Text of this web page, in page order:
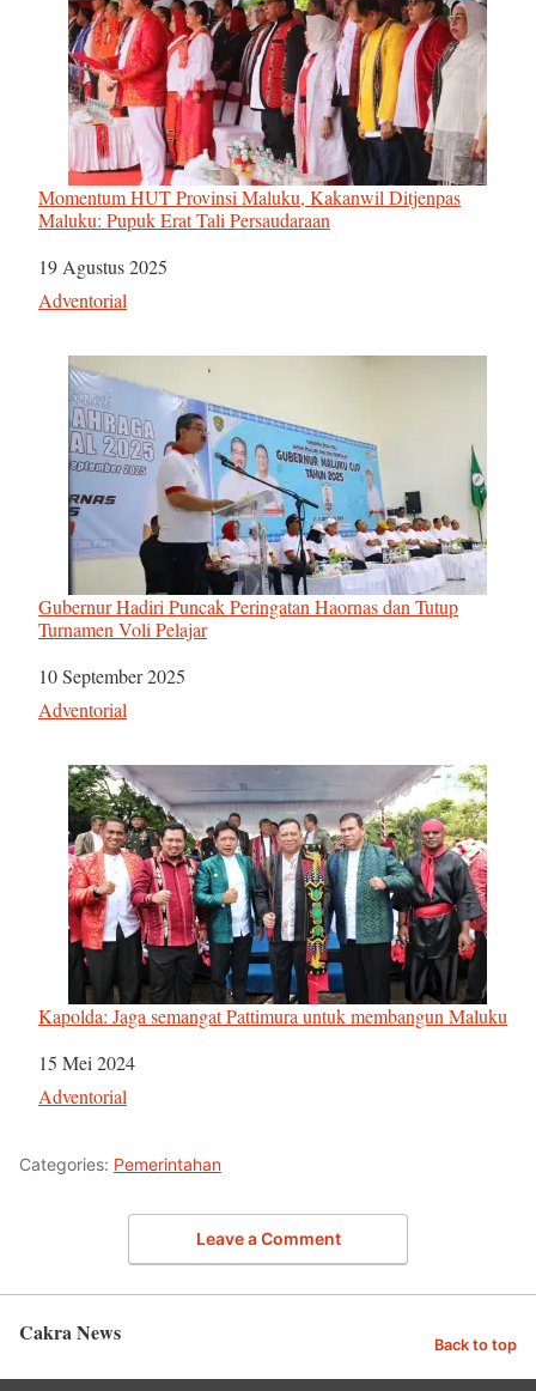
Momentum HUT Provinsi Maluku, Kakanwil Ditjenpas
Maluku: Pupuk Erat Tali Persaudaraan
Tanggal
19 Agustus 2025
Sehubungan dengan
Adventorial
Gubernur Hadiri Puncak Peringatan Haornas dan Tutup
Turnamen Voli Pelajar
Tanggal
10 September 2025
Sehubungan dengan
Adventorial
Kapolda: Jaga semangat Pattimura untuk membangun Maluku
Tanggal
15 Mei 2024
Sehubungan dengan
Adventorial
Categories: Pemerintahan
Leave a Comment
Cakra News Back to top